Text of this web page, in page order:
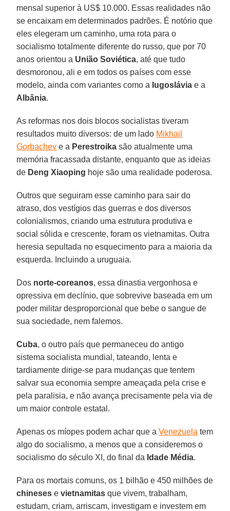
mensal superior à US$ 10.000. Essas realidades não
se encaixam em determinados padrões. É notório que
eles elegeram um caminho, uma rota para o
socialismo totalmente diferente do russo, que por 70
anos orientou a União Soviética, até que tudo
desmoronou, ali e em todos os países com esse
modelo, ainda com variantes como a Iugoslávia e a
Albânia.
As reformas nos dois blocos socialistas tiveram
resultados muito diversos: de um lado Mikhail
Gorbachev e a Perestroika são atualmente uma
memória fracassada distante, enquanto que as ideias
de Deng Xiaoping hoje são uma realidade poderosa.
Outros que seguiram esse caminho para sair do
atraso, dos vestígios das guerras e dos diversos
colonialismos, criando uma estrutura produtiva e
social sólida e crescente, foram os vietnamitas. Outra
heresia sepultada no esquecimento para a maioria da
esquerda. Incluindo a uruguaia.
Dos norte-coreanos, essa dinastia vergonhosa e
opressiva em declínio, que sobrevive baseada em um
poder militar desproporcional que bebe o sangue de
sua sociedade, nem falemos.
Cuba, o outro país que permaneceu do antigo
sistema socialista mundial, tateando, lenta e
tardiamente dirige-se para mudanças que tentem
salvar sua economia sempre ameaçada pela crise e
pela paralisia, e não avança precisamente pela via de
um maior controle estatal.
Apenas os míopes podem achar que aVenezuela tem
algo do socialismo, a menos que a consideremos o
socialismo do século XI, do final da Idade Média.
Para os mortais comuns, os 1 bilhão e 450 milhões de
chineses evietnamitas que vivem, trabalham,
estudam, criam, arriscam, investigam e investem em